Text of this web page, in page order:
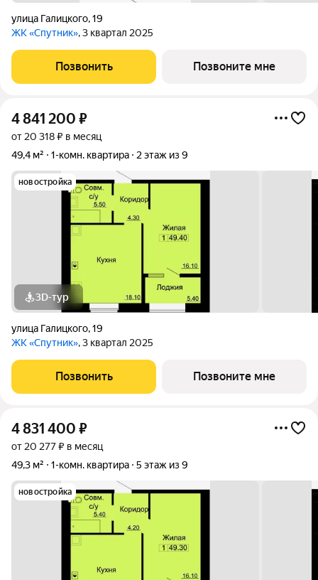
улица Галицкого,19
ЖК «Спутник», 3 квартал 2025
Позвонить Позвоните мне
4 841 200 ₽
от 20 318 ₽ в месяц
49,4 м²
1-комн. квартира 2 этаж из 9
новостройка
3D-тур
улица Галицкого,19
ЖК «Спутник», 3 квартал 2025
Позвонить Позвоните мне
4 831 400 ₽
от 20 277 ₽ в месяц
49,3 м²
1-комн. квартира 5 этаж из 9
новостройка